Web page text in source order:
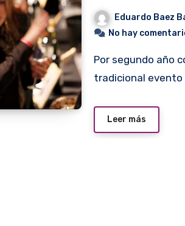
Eduardo Baez
No hay
Por segundo año consecutivo, la Expo Vino realizará su
tradicional evento
Leer más